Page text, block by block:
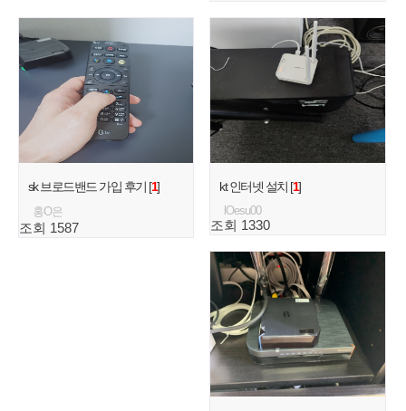
sk 브로드밴드 가입 후기 [1]
홍O은
조회 1587
kt 인터넷 설치 [1]
lOesu00
조회 1330